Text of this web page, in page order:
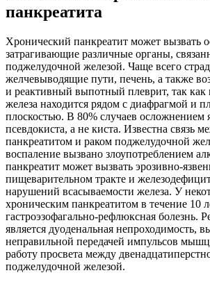
панкреатита
Хронический панкреатит может вызвать
затрагивающие различные органы,
поджелудочной железой. Чаще всего
желчевыводящие пути, печень, а также
и реактивный выпотный плеврит, так как
железа находится рядом с диафрагмой и
плоскостью. В 80% случаев осложнением
псевдокиста, а не киста. Известна связь
панкреатитом и раком поджелудочной
воспаление вызвано злоупотреблением
панкреатит может вызвать эрозивно-
пищеварительном тракте и
нарушений всасываемости железа. У
хроническим панкреатитом в течение 10
гастроэзофагально-рефлюксная болезнь.
является дуоденальная непроходимость,
неправильной передачей импульсов
работу просвета между
поджелудочной железой.